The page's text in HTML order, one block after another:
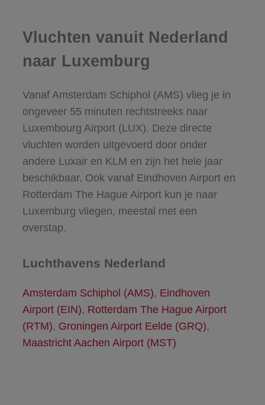
Vluchten vanuit Nederland
naar Luxemburg
Vanaf Amsterdam Schiphol (AMS) vlieg je in
ongeveer 55 minuten rechtstreeks naar
Luxembourg Airport (LUX). Deze directe
vluchten worden uitgevoerd door onder
andere Luxair en KLM en zijn het hele jaar
beschikbaar. Ook vanaf Eindhoven Airport en
Rotterdam The Hague Airport kun je naar
Luxemburg vliegen, meestal met een
overstap.
Luchthavens Nederland
Amsterdam Schiphol (AMS), Eindhoven
Airport (EIN), Rotterdam The Hague Airport
(RTM), Groningen Airport Eelde (GRQ),
Maastricht Aachen Airport (MST)